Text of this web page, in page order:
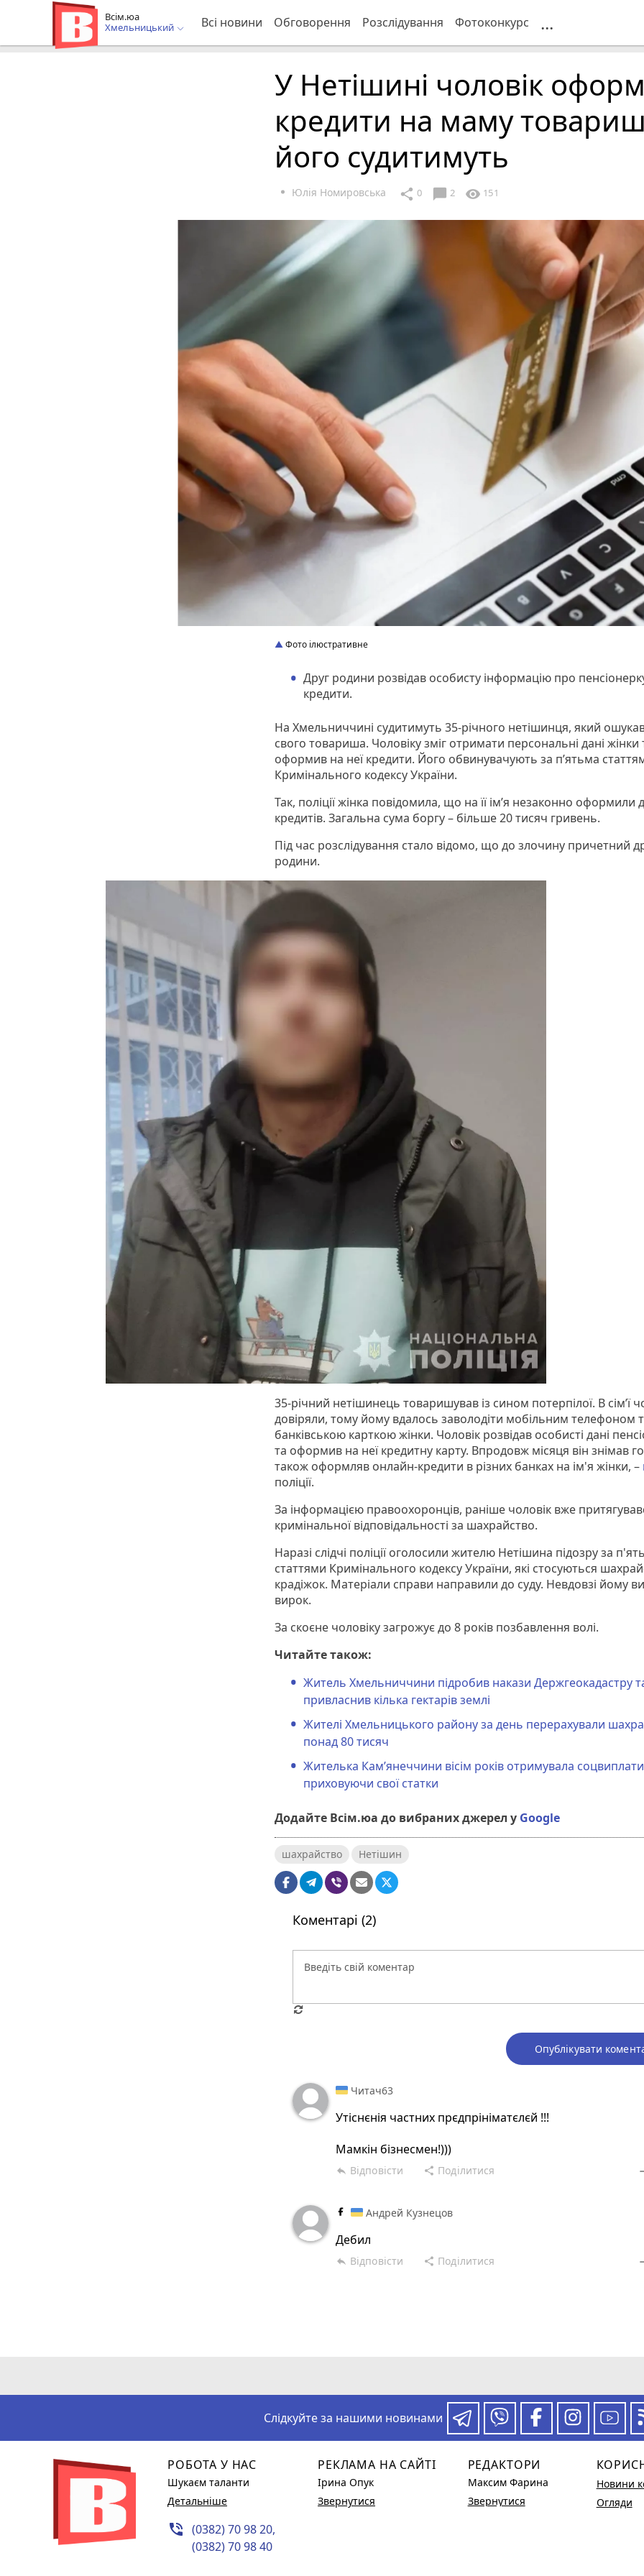
Всім.юа
Хмельницький
Всі новини Обговорення Розслідування Фотоконкурс ...
У Нетішині чоловік
кредити на маму
його судитимуть
Юлія Номировська share 0 chat_bubble 2 visibility 151
Фото ілюстративне
Друг родини розвідав особисту інформацію про
кредити.
На Хмельниччині судитимуть 35-річного нетішинця, який
свого товариша. Чоловіку зміг отримати персональні дані жінки
оформив на неї кредити. Його обвинувачують за п’ятьма
Кримінального кодексу України.
Так, поліції жінка повідомила, що на її ім’я незаконно оформили
кредитів. Загальна сума боргу – більше 20 тисяч гривень.
Під час розслідування стало відомо, що до злочину причетний
родини.
35-річний нетішинець товаришував із сином потерпілої. В сім’ї
довіряли, тому йому вдалось заволодіти мобільним телефоном
банківською карткою жінки. Чоловік розвідав особисті дані
та оформив на неї кредитну карту. Впродовж місяця він знімав
також оформляв онлайн-кредити в різних банках на ім'я жінки, –
поліції.
За інформацією правоохоронців, раніше чоловік вже
кримінальної відповідальності за шахрайство.
Наразі слідчі поліції оголосили жителю Нетішина підозру за
статтями Кримінального кодексу України, які стосуються
крадіжок. Матеріали справи направили до суду. Невдовзі йому
вирок.
За скоєне чоловіку загрожує до 8 років позбавлення волі.
Читайте також:
Житель Хмельниччини підробив накази Держгеокадастру
привласнив кілька гектарів землі
Жителі Хмельницького району за день перерахували
понад 80 тисяч
Жителька Кам’янеччини вісім років отримувала
приховуючи свої статки
Додайте Всім.юа до вибраних джерел у Google
шахрайство Нетішин
Коментарі (2)
Опублікувати
Читач63
Утіснєнія частних прєдпрініматєлєй !!!
Мамкін бізнесмен!)))
reply Відповісти share Поділитися
Андрей Кузнецов
Дебил
reply Відповісти share Поділитися
Слідкуйте за нашими новинами
РОБОТА У НАС
Шукаєм таланти
Детальніше
phone_in_talk (0382) 70 98 20,
(0382) 70 98 40
РЕКЛАМА НА САЙТІ
Ірина Опук
Звернутися
РЕДАКТОРИ
Максим Фарина
Звернутися
Новини
Огляди